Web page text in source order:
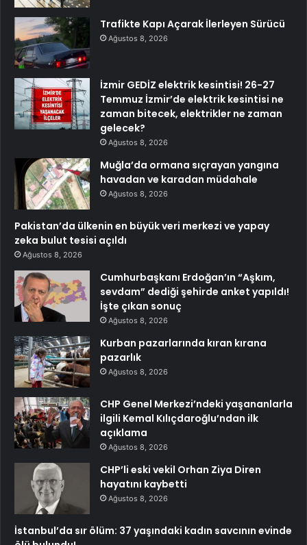
Trafikte Kapı Açarak İlerleyen Sürücü
Ağustos 8, 2026
İzmir GEDİZ elektrik kesintisi! 26-27
Temmuz İzmir’de elektrik kesintisi ne
zaman bitecek, elektrikler ne zaman
gelecek?
Ağustos 8, 2026
Muğla’da ormana sıçrayan yangına
havadan ve karadan müdahale
Ağustos 8, 2026
Pakistan’da ülkenin en büyük veri merkezi ve yapay
zeka bulut tesisi açıldı
Ağustos 8, 2026
Cumhurbaşkanı Erdoğan’ın “Aşkım,
sevdam” dediği şehirde anket yapıldı!
İşte çıkan sonuç
Ağustos 8, 2026
Kurban pazarlarında kıran kırana
pazarlık
Ağustos 8, 2026
CHP Genel Merkezi’ndeki yaşananlarla
ilgili Kemal Kılıçdaroğlu’ndan ilk
açıklama
Ağustos 8, 2026
CHP’li eski vekil Orhan Ziya Diren
hayatını kaybetti
Ağustos 8, 2026
İstanbul’da sır ölüm: 37 yaşındaki kadın savcının evinde